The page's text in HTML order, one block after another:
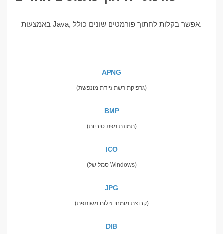
באמצעות Java, אפשר בקלות לחתוך פורמטים שונים כולל.
APNG
(גרפיקת רשת ניידת מונפשת)
BMP
(תמונת מפת סיביות)
ICO
(סמל של Windows)
JPG
(קבוצת מומחי צילום משותפת)
DIB